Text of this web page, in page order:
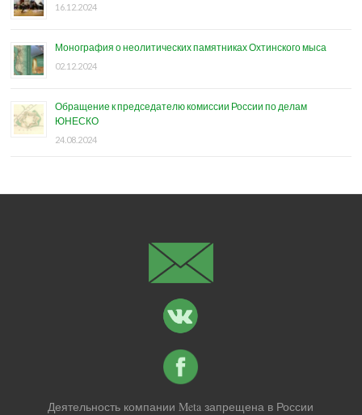
16.12.2024
Монография о неолитических памятниках Охтинского мыса
02.12.2024
Обращение к председателю комиссии России по делам
ЮНЕСКО
24.08.2024
Деятельность компании Meta запрещена в России